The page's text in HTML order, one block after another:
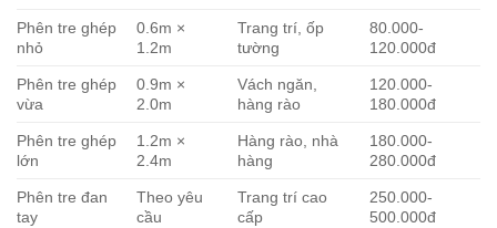
Phên tre ghép
nhỏ
0.6m ×
1.2m
Trang trí, ốp
tường
80.000-
120.000đ
Phên tre ghép
vừa
0.9m ×
2.0m
Vách ngăn,
hàng rào
120.000-
180.000đ
Phên tre ghép
lớn
1.2m ×
2.4m
Hàng rào, nhà
hàng
180.000-
280.000đ
Phên tre đan
tay
Theo yêu
cầu
Trang trí cao
cấp
250.000-
500.000đ